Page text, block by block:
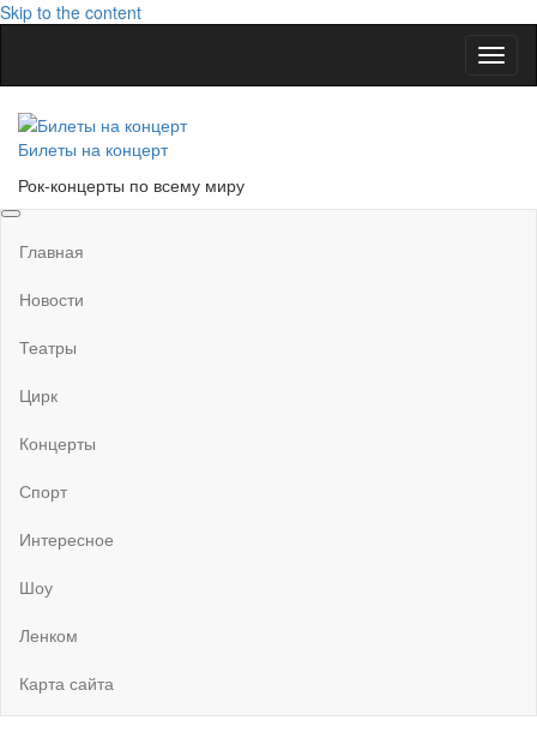
Skip to the content
Билеты на концерт
Рок-концерты по всему миру
Главная
Новости
Театры
Цирк
Концерты
Спорт
Интересное
Шоу
Ленком
Карта сайта